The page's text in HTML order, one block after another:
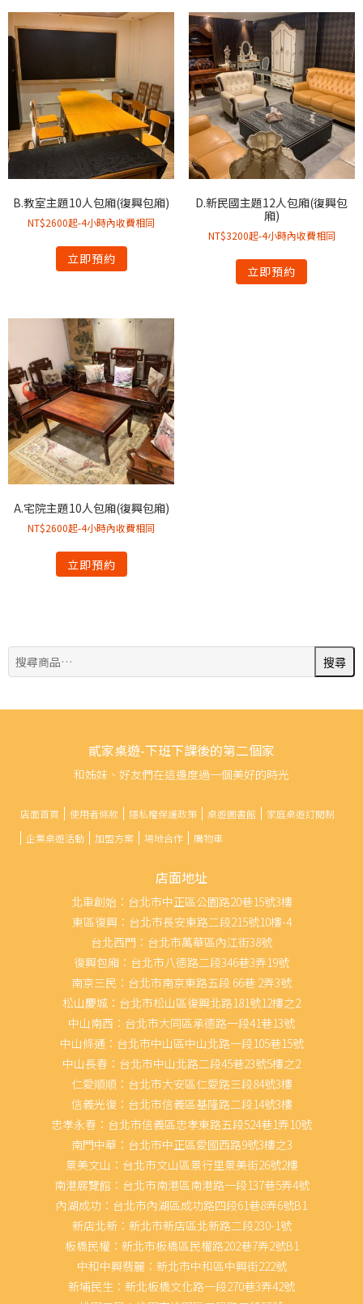
B.教室主題10人包廂(復興包廂)
NT$2600起-4小時內收費相同
立即預約
D.新民國主題12人包廂(復興包
廂)
NT$3200起-4小時內收費相同
立即預約
A.宅院主題10人包廂(復興包廂)
NT$2600起-4小時內收費相同
立即預約
搜
尋:
搜尋
貳家桌遊-下班下課後的第二個家
和姊妹、好友們在這邊度過一個美好的時光
店面首頁 使用者條款 隱私權保護政策 桌遊圖書館
家庭桌遊訂閱制
企業桌遊活動
加盟方案 場地合作 購物車
店面地址
北車創始：台北市中正區公園路20巷15號3樓
東區復興：台北市長安東路二段215號10樓-4
台北西門：台北市萬華區內江街38號
復興包廂：台北市八德路二段346巷3弄19號
南京三民：台北市南京東路五段 66巷 2弄3號
松山慶城：台北市松山區復興北路181號12樓之2
中山南西：台北市大同區承德路一段41巷13號
中山條通：台北市中山區中山北路一段105巷15號
中山長春：台北市中山北路二段45巷23號5樓之2
仁愛順順：台北市大安區仁愛路三段84號3樓
信義光復：台北市信義區基隆路二段14號3樓
忠孝永春：台北市信義區忠孝東路五段524巷1弄10號
南門中華：台北市中正區愛國西路9號3樓之3
景美文山：台北市文山區景行里景美街26號2樓
南港展覽館：台北市南港區南港路一段137巷5弄4號
內湖成功：台北市內湖區成功路四段61巷8弄6號B1
新店北新：新北市新店區北新路二段230-1號
板橋民權：新北市板橋區民權路202巷7弄2號B1
中和中興翡麗：新北市中和區中興街222號
新埔民生：新北板橋文化路一段270巷3弄42號